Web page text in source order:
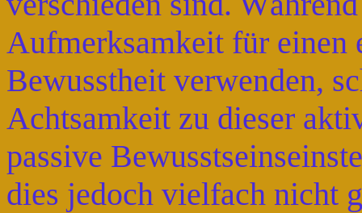
Aufmerksamkeit für einen
Bewusstheit verwenden,
Achtsamkeit zu dieser
passive
dies jedoch vielfach nicht